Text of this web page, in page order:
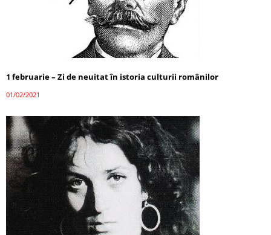
1 februarie – Zi de neuitat în istoria culturii românilor
01/02/2021